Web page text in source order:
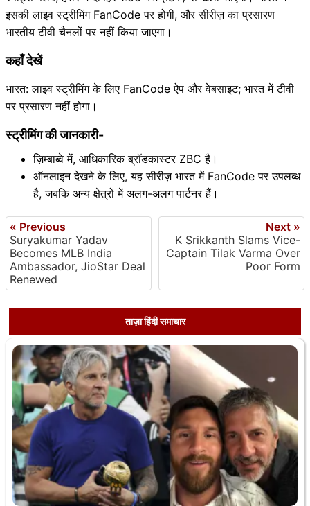
इसकी लाइव स्ट्रीमिंग FanCode पर होगी, और सीरीज़ का प्रसारण
भारतीय टीवी चैनलों पर नहीं किया जाएगा।
कहाँ देखें
भारत: लाइव स्ट्रीमिंग के लिए FanCode ऐप और वेबसाइट; भारत में टीवी
पर प्रसारण नहीं होगा।
स्ट्रीमिंग की जानकारी-
ज़िम्बाब्वे में, आधिकारिक ब्रॉडकास्टर ZBC है।
ऑनलाइन देखने के लिए, यह सीरीज़ भारत में FanCode पर उपलब्ध
है, जबकि अन्य क्षेत्रों में अलग-अलग पार्टनर हैं।
« Previous
Suryakumar Yadav
Becomes MLB India
Ambassador, JioStar Deal
Renewed
Next »
K Srikkanth Slams Vice-
Captain Tilak Varma Over
Poor Form
ताज़ा हिंदी समाचार